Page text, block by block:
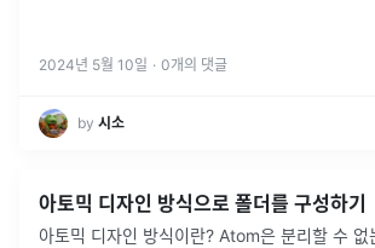
2024년 5월 10일 · 0개의 댓글
by 시소
아토믹 디자인 방식으로 폴더를 구성하기
아토믹 디자인 방식이란? Atom은 분리할 수 없